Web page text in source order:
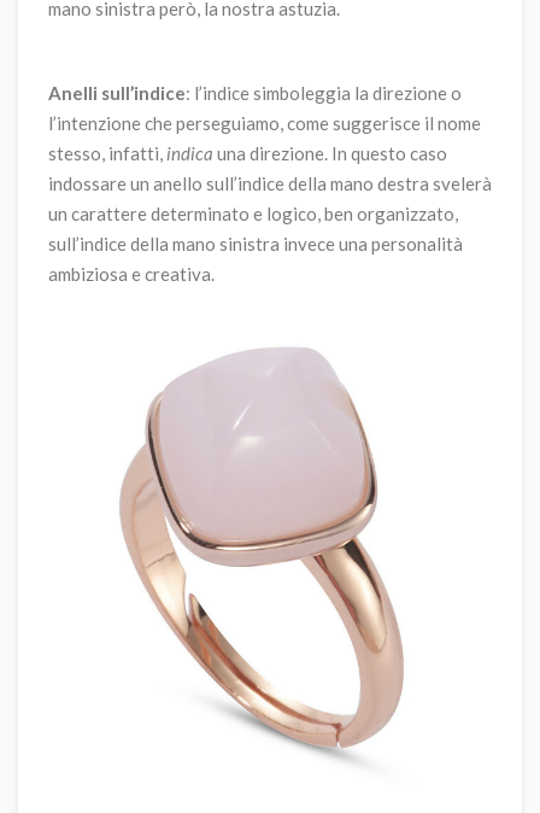
mano sinistra però, la nostra astuzia.
Anelli sull’indice: l’indice simboleggia la direzione o
l’intenzione che perseguiamo, come suggerisce il nome
stesso, infatti, indica una direzione. In questo caso
indossare un anello sull’indice della mano destra svelerà
un carattere determinato e logico, ben organizzato,
sull’indice della mano sinistra invece una personalità
ambiziosa e creativa.